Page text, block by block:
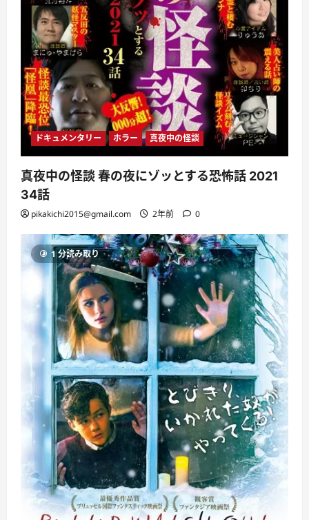
ドキュメンタリー ホラー 真夜中の怪談
真夜中の怪談 春の夜にゾッとする恐怖話 2021
34話
pikakichi2015@gmail.com 2年前 0
1 分読み取り